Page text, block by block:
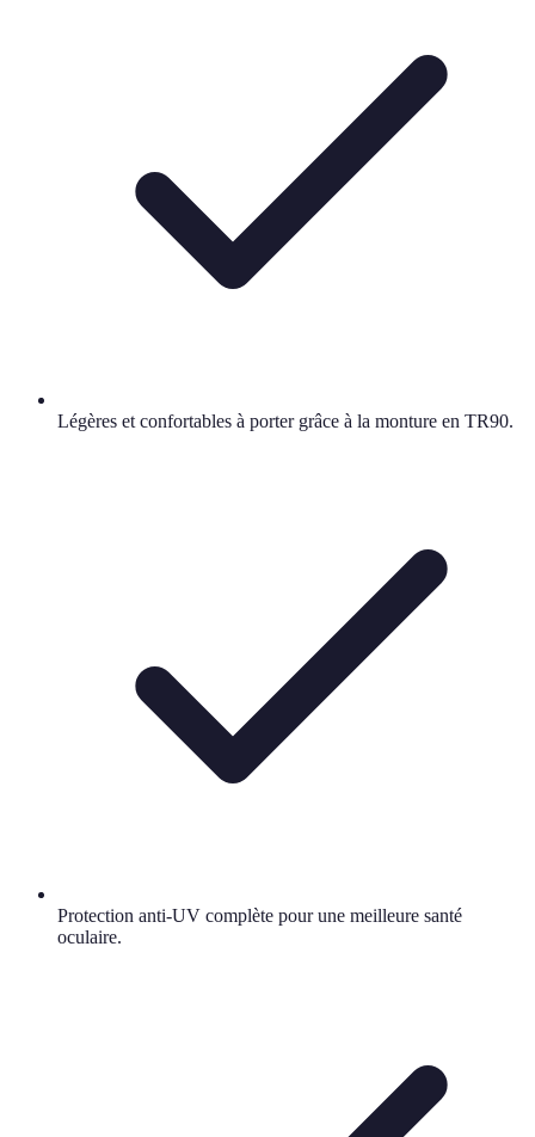
Légères et confortables à porter grâce à la monture en TR90.
Protection anti-UV complète pour une meilleure santé
oculaire.